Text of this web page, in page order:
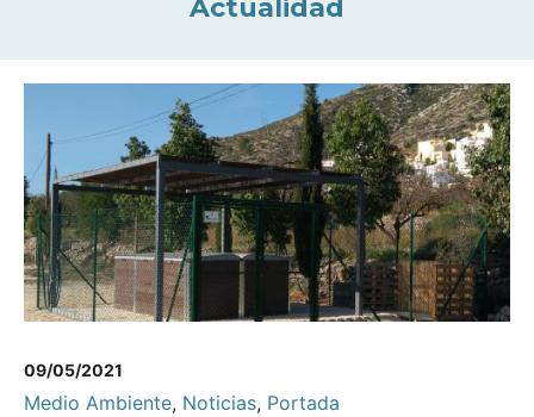
Actualidad
09/05/2021
Medio Ambiente, Noticias, Portada